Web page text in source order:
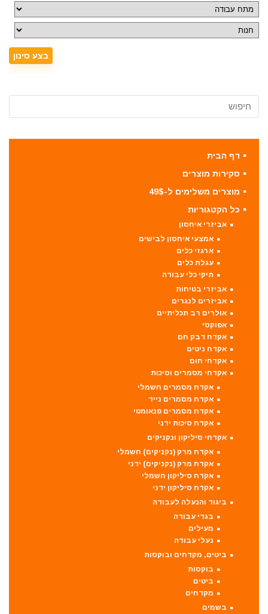
דף הבית
סקירות מוצרים
מוצרים משלימים ל-49$
כל הקטגוריות
אביזרי איחסון
אמצעי איחסון לבישים
ארגזי כלים
עגלת כלים
תיקי כלי עבודה
אביזרי בטיחות
אביזרים לנגרים
אולרים רב תכליתיים
אפוקסי
אקדח דבק חם
אקדח ניטים
אקדחי חום
אקדחי מסמרים וסיכות
אקדח מסמרים חשמלי
אקדח מסמרים נייד
אקדח מסמרים פנאומטי
אקדח סיכות ידני
אקדחי סיליקון ונקניקים
אקדח מרק (נקניקים) חשמלי
אקדח מרק (נקניקים) ידני
אקדח סיליקון חשמלי
אקדח סיליקון ידני
ביגוד והנעלה לעבודה
בגדי עבודה
מעילים
נעלי עבודה
ביטים, מקדחים ובוקסות
בוקסות
ביטים
מקדחים
בשמים